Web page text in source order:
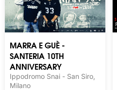
MARRA E GUÈ -
SANTERIA 10TH
ANNIVERSARY
Ippodromo Snai - San Siro,
Milano